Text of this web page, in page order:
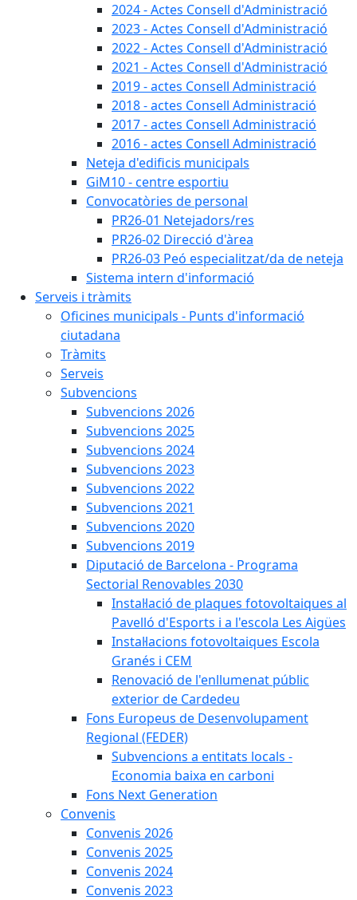
2024 - Actes Consell d'Administració
2023 - Actes Consell d'Administració
2022 - Actes Consell d'Administració
2021 - Actes Consell d'Administració
2019 - actes Consell Administració
2018 - actes Consell Administració
2017 - actes Consell Administració
2016 - actes Consell Administració
Neteja d'edificis municipals
GiM10 - centre esportiu
Convocatòries de personal
PR26-01 Netejadors/res
PR26-02 Direcció d'àrea
PR26-03 Peó especialitzat/da de neteja
Sistema intern d'informació
Serveis i tràmits
Oficines municipals - Punts d'informació
ciutadana
Tràmits
Serveis
Subvencions
Subvencions 2026
Subvencions 2025
Subvencions 2024
Subvencions 2023
Subvencions 2022
Subvencions 2021
Subvencions 2020
Subvencions 2019
Diputació de Barcelona - Programa
Sectorial Renovables 2030
Instal·lació de plaques fotovoltaiques al
Pavelló d'Esports i a l'escola Les Aigües
Instal·lacions fotovoltaiques Escola
Granés i CEM
Renovació de l'enllumenat públic
exterior de Cardedeu
Fons Europeus de Desenvolupament
Regional (FEDER)
Subvencions a entitats locals -
Economia baixa en carboni
Fons Next Generation
Convenis
Convenis 2026
Convenis 2025
Convenis 2024
Convenis 2023